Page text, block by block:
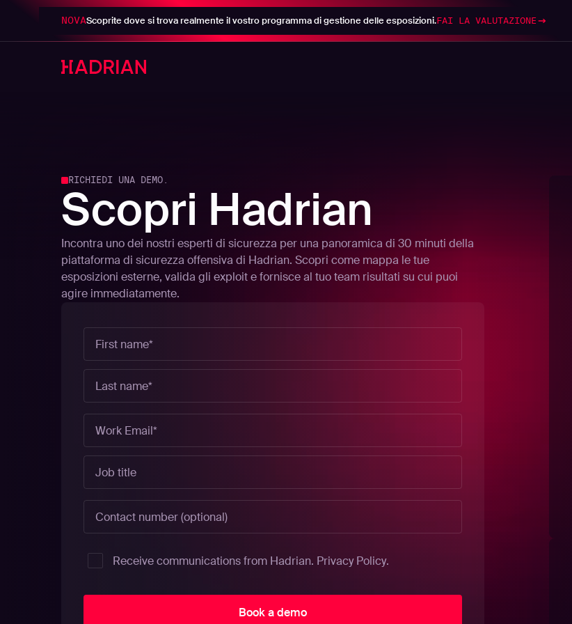
NOVAScoprite dove si trova realmente il vostro programma di gestione delle esposizioni.FAI LA VALUTAZIONE
RICHIEDI UNA DEMO.
Scopri Hadrian
Incontra uno dei nostri esperti di sicurezza per una panoramica di 30 minuti della
piattaforma di sicurezza offensiva di Hadrian. Scopri come mappa le tue
esposizioni esterne, valida gli exploit e fornisce al tuo team risultati su cui puoi
agire immediatamente.
Receive communications from Hadrian. Privacy Policy.